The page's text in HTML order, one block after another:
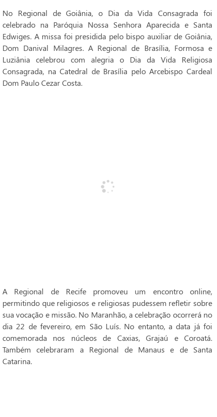
No Regional de Goiânia, o Dia da Vida Consagrada foi
celebrado na Paróquia Nossa Senhora Aparecida e Santa
Edwiges. A missa foi presidida pelo bispo auxiliar de Goiânia,
Dom Danival Milagres. A Regional de Brasília, Formosa e
Luziânia celebrou com alegria o Dia da Vida Religiosa
Consagrada, na Catedral de Brasília pelo Arcebispo Cardeal
Dom Paulo Cezar Costa.
A Regional de Recife promoveu um encontro online,
permitindo que religiosos e religiosas pudessem refletir sobre
sua vocação e missão. No Maranhão, a celebração ocorrerá no
dia 22 de fevereiro, em São Luís. No entanto, a data já foi
comemorada nos núcleos de Caxias, Grajaú e Coroatá.
Também celebraram a Regional de Manaus e de Santa
Catarina.